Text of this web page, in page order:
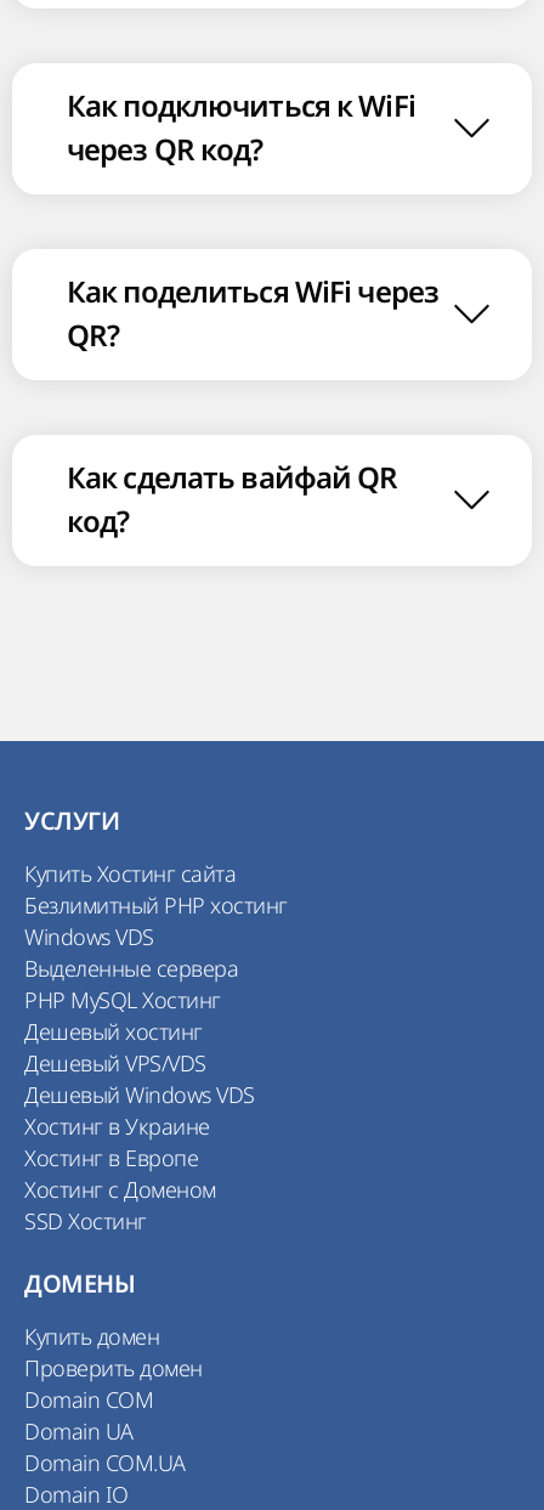
Как подключиться к WiFi
через QR код?
Как поделиться WiFi через
QR?
Как сделать вайфай QR
код?
УСЛУГИ
Купить Хостинг сайта
Безлимитный PHP хостинг
Windows VDS
Выделенные сервера
PHP MySQL Хостинг
Дешевый хостинг
Дешевый VPS/VDS
Дешевый Windows VDS
Хостинг в Украине
Хостинг в Европе
Хостинг с Доменом
SSD Хостинг
ДОМЕНЫ
Купить домен
Проверить домен
Domain COM
Domain UA
Domain COM.UA
Domain IO